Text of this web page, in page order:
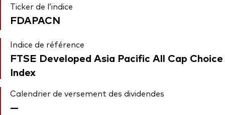
Ticker de l’indice
FDAPACN
Indice de référence
FTSE Developed Asia Pacific All Cap Choice
Index
Calendrier de versement des dividendes
—